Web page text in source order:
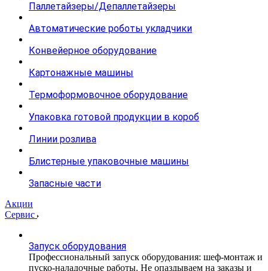
Паллетайзеры/Депаллетайзеры
Автоматические роботы укладчики
Конвейерное оборудование
Картонажные машины
Термоформовочное оборудование
Упаковка готовой продукции в короб
Линии розлива
Блистерные упаковочные машины
Запасные части
Акции
Сервис
Запуск оборудования
Профессиональный запуск оборудования: шеф-монтаж и
пуско-наладочные работы. Не опаздываем на заказы и